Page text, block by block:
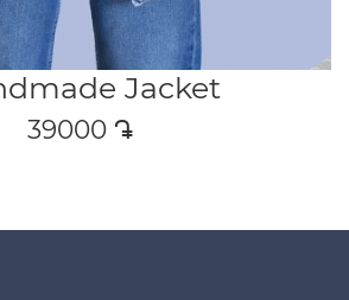
Jacket
39000 դր․